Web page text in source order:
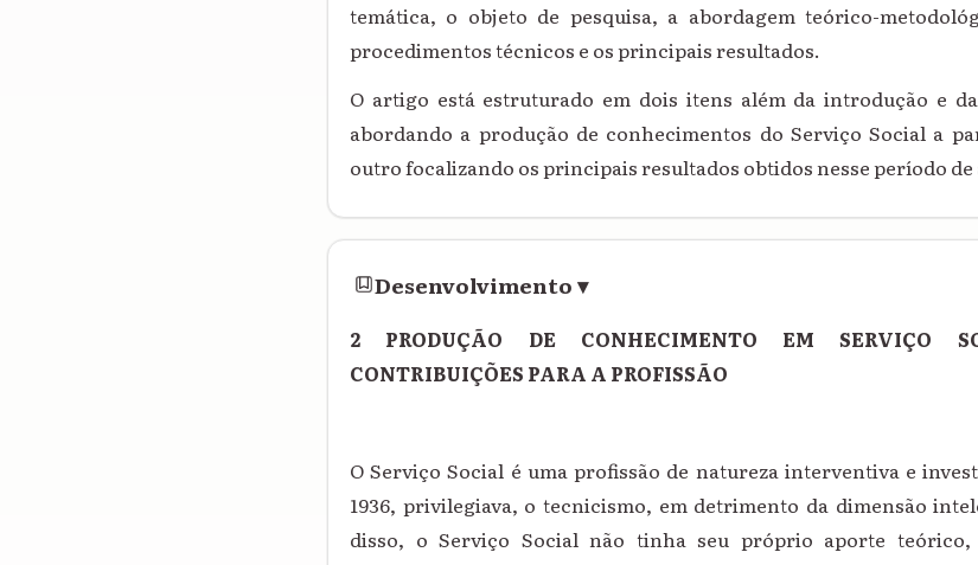
temática, o objeto de pesquisa, a abordagem teórico-
procedimentos técnicos e os principais resultados.
O artigo está estruturado em dois itens além da introdução e
abordando a produção de conhecimentos do Serviço Social a
outro focalizando os principais resultados obtidos nesse período de
Desenvolvimento▾
2 PRODUÇÃO DE CONHECIMENTO EM SERVIÇO
CONTRIBUIÇÕES PARA A PROFISSÃO
O Serviço Social é uma profissão de natureza interventiva e
1936, privilegiava, o tecnicismo, em detrimento da dimensão
disso, o Serviço Social não tinha seu próprio aporte teórico,